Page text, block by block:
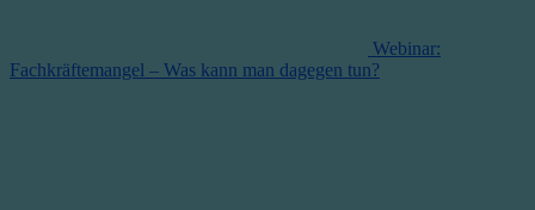
Webinar:
Fachkräftemangel – Was kann man dagegen tun?